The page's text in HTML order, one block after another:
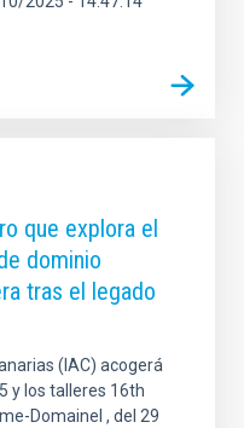
que explora el
dominio
tras el legado
(IAC) acogerá
y los talleres 16th
Domainel , del 29